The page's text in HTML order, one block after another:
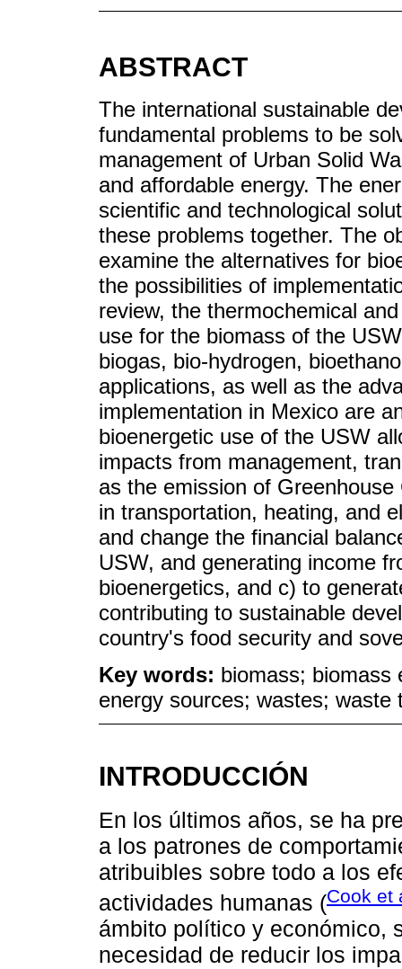
ABSTRACT
The international sustainable
fundamental problems to be
management of Urban Solid
and affordable energy. The
scientific and technological
these problems together. The
examine the alternatives for
the possibilities of
review, the thermochemical
use for the biomass of the
biogas, bio-hydrogen,
applications, as well as the
implementation in Mexico are
bioenergetic use of the USW
impacts from management,
as the emission of
in transportation, heating, and
and change the financial
USW, and generating income
bioenergetics, and c) to
contributing to sustainable
country's food security and
Key words: biomass; biomass
energy sources; wastes; waste
INTRODUCCIÓN
En los últimos años, se ha
a los patrones de
atribuibles sobre todo a los
actividades humanas (Cook et
ámbito político y económico,
necesidad de reducir los